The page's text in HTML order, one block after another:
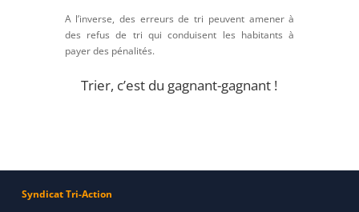
A l’inverse, des erreurs de tri peuvent amener à
des refus de tri qui conduisent les habitants à
payer des pénalités.
Trier, c’est du gagnant-gagnant !
Syndicat Tri-Action